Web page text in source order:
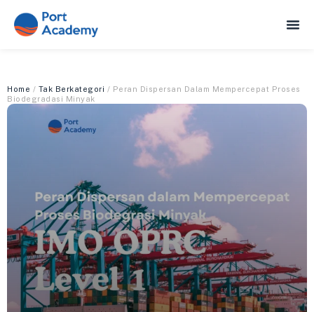
Home / Tak Berkategori / Peran Dispersan Dalam Mempercepat Proses
Biodegradasi Minyak